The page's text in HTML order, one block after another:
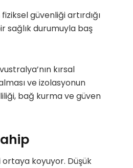
güvenliği artırdığı
sağlık durumuyla baş
kırsal
ve izolasyonun
bağ kurma ve güven
koyuyor. Düşük